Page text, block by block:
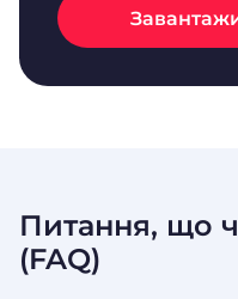
Питання, що
(FAQ)